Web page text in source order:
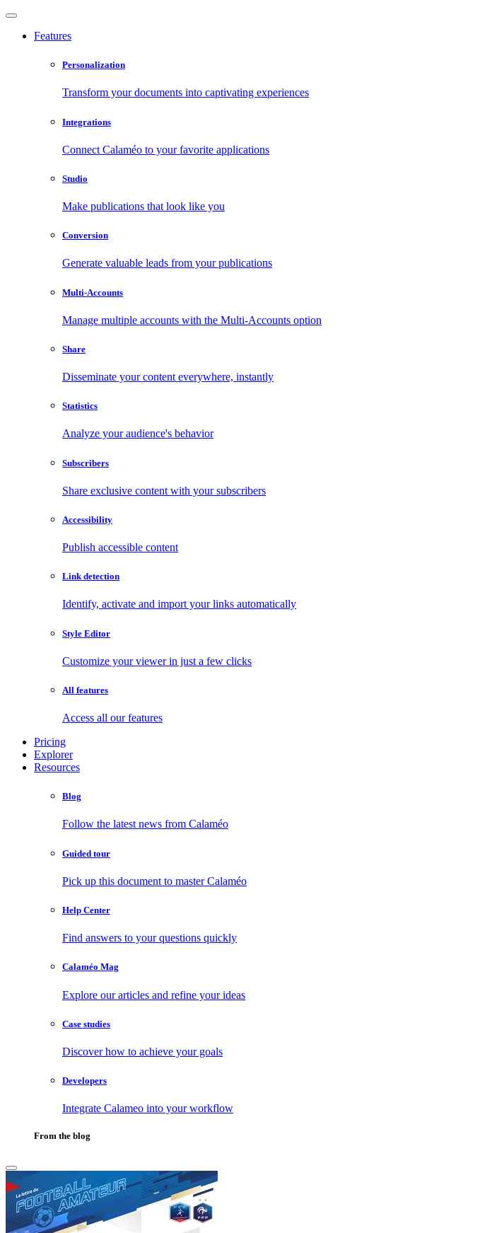
Features
Personalization
Transform your documents into captivating experiences
Integrations
Connect Calaméo to your favorite applications
Studio
Make publications that look like you
Conversion
Generate valuable leads from your publications
Multi-Accounts
Manage multiple accounts with the Multi-Accounts option
Share
Disseminate your content everywhere, instantly
Statistics
Analyze your audience's behavior
Subscribers
Share exclusive content with your subscribers
Accessibility
Publish accessible content
Link detection
Identify, activate and import your links automatically
Style Editor
Customize your viewer in just a few clicks
All features
Access all our features
Pricing
Explorer
Resources
Blog
Follow the latest news from Calaméo
Guided tour
Pick up this document to master Calaméo
Help Center
Find answers to your questions quickly
Calaméo Mag
Explore our articles and refine your ideas
Case studies
Discover how to achieve your goals
Developers
Integrate Calameo into your workflow
From the blog